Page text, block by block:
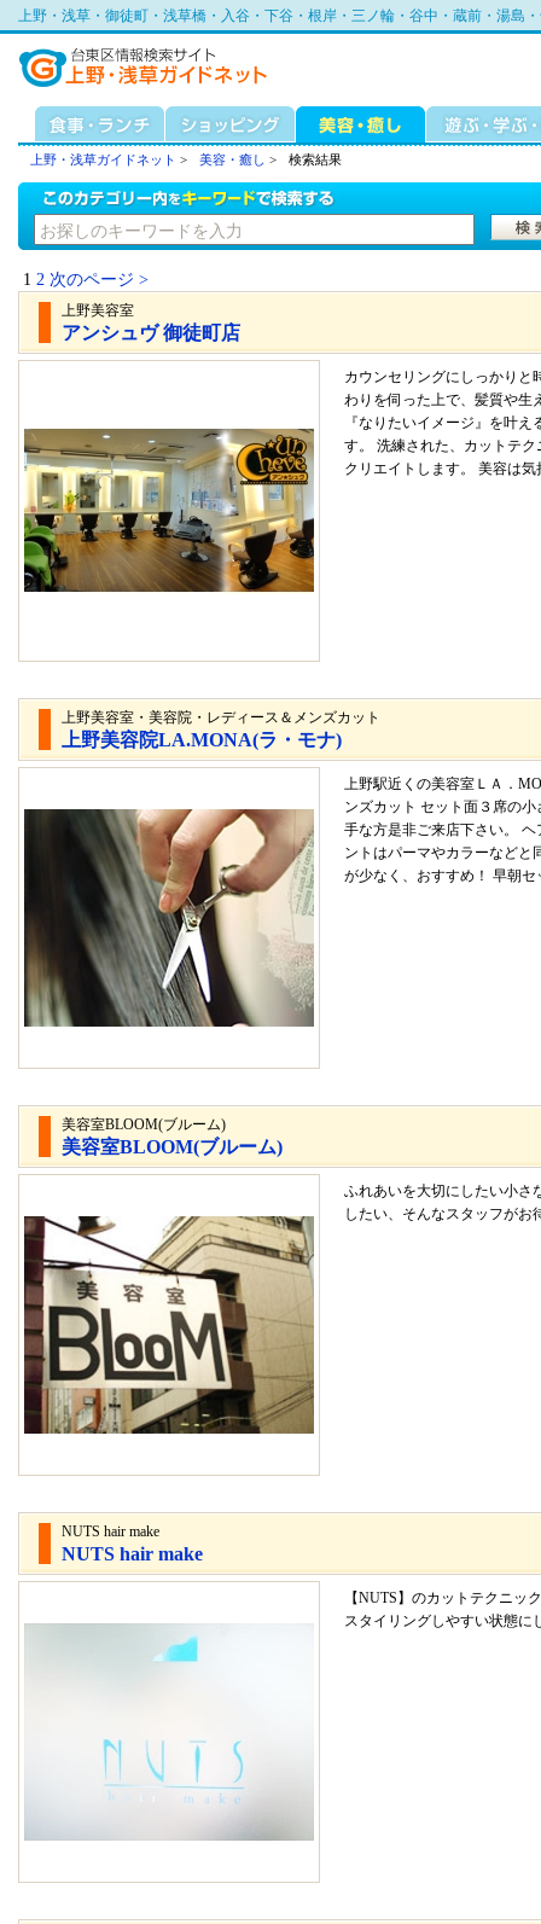
上野・浅草・御徒町・浅草橋・入谷・下谷・根岸・三ノ輪・谷中・蔵前・湯島
上野・浅草ガイドネット > 美容・癒し > 検索結果
1 2 次のページ >
上野美容室
アンシュヴ 御徒町店
カウンセリングにしっかりと
わりを伺った上で、髪質や生
『なりたいイメージ』を叶
す。 洗練された、カットテ
クリエイトします。 美容は
上野美容室・美容院・レディース＆メンズカット
上野美容院LA.MONA(ラ・モナ)
上野駅近くの美容室ＬＡ．
ンズカット セット面３席の
手な方是非ご来店下さい。
ントはパーマやカラーなどと
が少なく、おすすめ！ 早朝
美容室BLOOM(ブルーム)
美容室BLOOM(ブルーム)
ふれあいを大切にしたい小さ
したい、そんなスタッフがお
NUTS hair make
NUTS hair make
【NUTS】のカットテクニッ
スタイリングしやすい状態